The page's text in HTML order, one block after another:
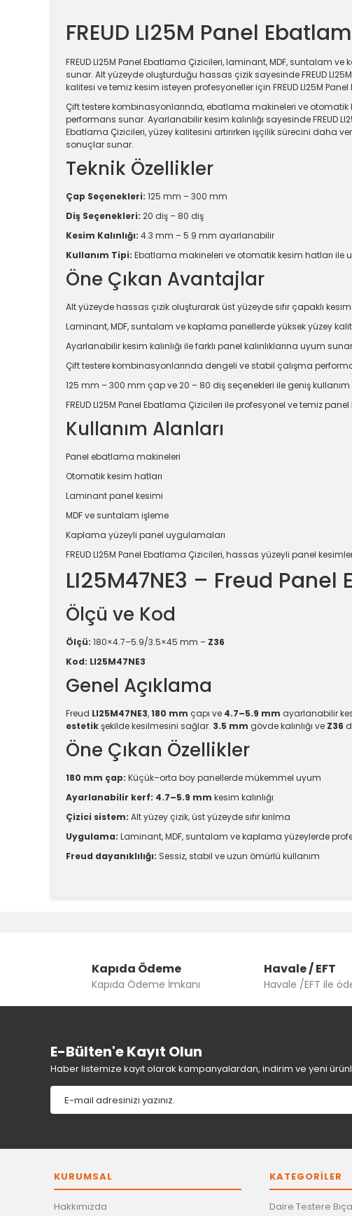
FREUD LI25M Panel
FREUD LI25M Panel Ebatlama Çizicileri, laminant, MDF, suntalam
sunar. Alt yüzeyde oluşturduğu hassas çizik sayesinde FREUD
kalitesi ve temiz kesim isteyen profesyoneller için FREUD LI25M
Çift testere kombinasyonlarında, ebatlama makineleri ve otomatik
performans sunar. Ayarlanabilir kesim kalınlığı sayesinde FREUD
Ebatlama Çizicileri, yüzey kalitesini artırırken işçilik sürecini daha
sonuçlar sunar.
Teknik Özellikler
Çap Seçenekleri: 125 mm – 300 mm
Diş Seçenekleri: 20 diş – 80 diş
Kesim Kalınlığı: 4.3 mm – 5.9 mm ayarlanabilir
Kullanım Tipi: Ebatlama makineleri ve otomatik kesim hatları ile
Öne Çıkan Avantajlar
Alt yüzeyde hassas çizik oluşturarak üst yüzeyde sıfır çapaklı
Laminant, MDF, suntalam ve kaplama panellerde yüksek yüzey
Ayarlanabilir kesim kalınlığı ile farklı panel kalınlıklarına uyum sunar
Çift testere kombinasyonlarında dengeli ve stabil çalışma
125 mm – 300 mm çap ve 20 – 80 diş seçenekleri ile geniş
FREUD LI25M Panel Ebatlama Çizicileri ile profesyonel ve temiz
Kullanım Alanları
Panel ebatlama makineleri
Otomatik kesim hatları
Laminant panel kesimi
MDF ve suntalam işleme
Kaplama yüzeyli panel uygulamaları
FREUD LI25M Panel Ebatlama Çizicileri, hassas yüzeyli panel
LI25M47NE3 – Freud Panel
Ölçü ve Kod
Ölçü: 180×4.7–5.9/3.5×45 mm – Z36
Kod: LI25M47NE3
Genel Açıklama
Freud LI25M47NE3,180 mm çapı ve 4.7–5.9 mm ayarlanabilir
estetikşekilde kesilmesini sağlar. 3.5 mm gövde kalınlığı ve Z36
Öne Çıkan Özellikler
180 mm çap: Küçük–orta boy panellerde mükemmel uyum
Ayarlanabilir kerf: 4.7–5.9 mm kesim kalınlığı
Çizici sistem: Alt yüzey çizik, üst yüzeyde sıfır kırılma
Uygulama: Laminant, MDF, suntalam ve kaplama yüzeylerde
Freud dayanıklılığı: Sessiz, stabil ve uzun ömürlü kullanım
Ürün açıklamasında eksik bilgiler bulunuyor.
Ürün bilgilerinde hatalar bulunuyor.
Ürün fiyatı diğer sitelerden daha pahalı.
Kapıda Ödeme
Kapıda Ödeme İmkanı
Havale / EFT
Havale /EFT ile
E-Bülten'e Kayıt Olun
Haber listemize kayıt olarak kampanyalardan, indirim ve yeni
KURUMSAL
Hakkımızda
KATEGORİLER
Daire Testere